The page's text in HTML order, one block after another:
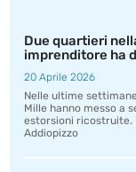
Due quartieri
imprenditore ha
20 Aprile 2026
Nelle ultime
Mille hanno messo a
estorsioni ricostruite.
Addiopizzo